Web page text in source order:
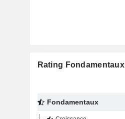
Rating Fondamentaux
Fondamentaux